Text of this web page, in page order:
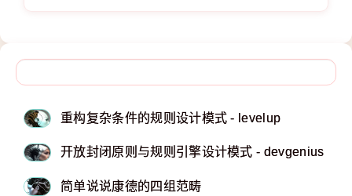
重构复杂条件的规则设计模式 - levelup
开放封闭原则与规则引擎设计模式 - devgenius
简单说说康德的四组范畴